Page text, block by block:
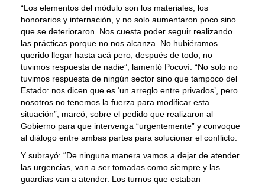
“Los elementos del módulo son los materiales, los
honorarios y internación, y no solo aumentaron poco sino
que se deterioraron. Nos cuesta poder seguir realizando
las prácticas porque no nos alcanza. No hubiéramos
querido llegar hasta acá pero, después de todo, no
tuvimos respuesta de nadie”, lamentó Pocoví. “No solo no
tuvimos respuesta de ningún sector sino que tampoco del
Estado: nos dicen que es ‘un arreglo entre privados’, pero
nosotros no tenemos la fuerza para modificar esta
situación”, marcó, sobre el pedido que realizaron al
Gobierno para que intervenga “urgentemente” y convoque
al diálogo entre ambas partes para solucionar el conflicto.
Y subrayó: “De ninguna manera vamos a dejar de atender
las urgencias, van a ser tomadas como siempre y las
guardias van a atender. Los turnos que estaban